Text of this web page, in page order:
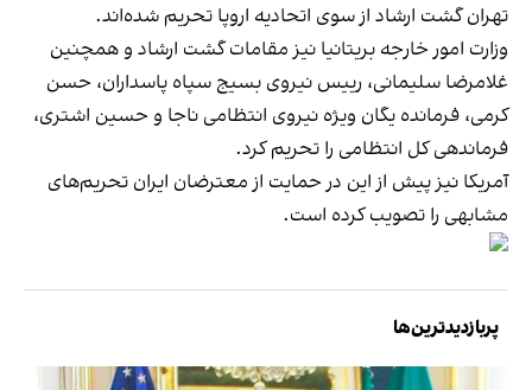
تهران گشت ارشاد از سوی اتحادیه اروپا تحریم شده‌اند.
وزارت امور خارجه بریتانیا نیز مقامات گشت ارشاد و همچنین
غلامرضا سلیمانی، رییس نیروی بسیج سپاه پاسداران، حسن
کرمی، فرمانده یگان ویژه نیروی انتظامی ناجا و حسین اشتری،
فرماندهی کل انتظامی را تحریم کرد.
آمریکا نیز پیش از این در حمایت از معترضان ایران تحریم‌های
مشابهی را تصویب کرده است.
پربازدیدترین‌ها